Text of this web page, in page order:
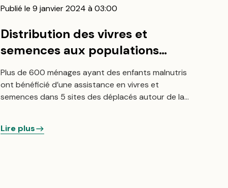
Publié le 9 janvier 2024 à 03:00
Distribution des vivres et
semences aux populations
affectées par les conflits armés
dans les sites des déplacés
autour de la ville de Goma
Plus de 600 ménages ayant des enfants malnutris
ont bénéficié d’une assistance en vivres et
semences dans 5 sites des déplacés autour de la
Lire plus